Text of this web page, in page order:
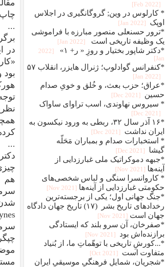
...
...
هم
[2022 Feb]
* کارلوس در وین; گروگانگیری در اجلاس
اوپک
[2022 Jan]
*ترور حسنعلی منصور مبارزه با فراموشی
یک وظیفه تاریخی است
[2022 Jan]
*دکتر شاپور بختیار و روزِ « ر+ ۱»
[2022
Jan]
*کنفرانس گوادلوپ؛ ژنرال هایزر، انقلاب ۵۷
[2022 Jan]
*عراق؛ حزب بعث، و خُلق‌ و‌ خویِ صدام
حسین
[2021 Dec]
* سیروس نهاوندی، اسب تراوای ساواک
[2021 Dec]
*۱۶ آذر سال ۳۲، ربطی به ورود نیکسون به
ایران نداشت
[2021 Dec]
* استخبارات صدام و بمباران مَحَلّه
گیشا
[2021 Dec]
*جبهه دموکراتیک ملی غبارزدایی از
آینه‌ها [2021 Nov]
* کاروانسرا سنگی و لباس شخصی‌های
حکومتی غبارزدایی از آینه‌ها [2021 Nov]
*جنگ جهانی اول؛ یکی از برجسته‌ترین
رخدادهای تاریخ بشر (۱۷) تاریخ جهان دادگاه
جهان است [2021 Nov]
*صفرخان، آن سرو بلند که ایستادگی
برازنده‌اش بود
[2021 Nov]
*...کورشِ تاریخی با توهّماتِ ما، از بُنیاد
متفاوت است
[2021 Oct]
*شجریان، شمایلِ فرهنگیِ موسیقیِ ایران